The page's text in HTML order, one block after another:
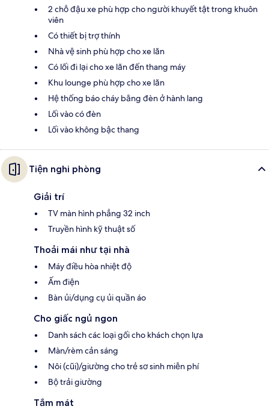
2 chỗ đậu xe phù hợp cho người khuyết tật trong khuôn
viên
Có thiết bị trợ thính
Nhà vệ sinh phù hợp cho xe lăn
Có lối đi lại cho xe lăn đến thang máy
Khu lounge phù hợp cho xe lăn
Hệ thống báo cháy bằng đèn ở hành lang
Lối vào có đèn
Lối vào không bậc thang
Tiện nghi phòng
Giải trí
TV màn hình phẳng 32 inch
Truyền hình kỹ thuật số
Thoải mái như tại nhà
Máy điều hòa nhiệt độ
Ấm điện
Bàn ủi/dụng cụ ủi quần áo
Cho giấc ngủ ngon
Danh sách các loại gối cho khách chọn lựa
Màn/rèm cản sáng
Nôi (cũi)/giường cho trẻ sơ sinh miễn phí
Bộ trải giường
Tắm mát